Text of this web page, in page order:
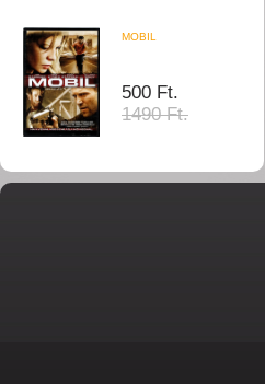
MOBIL
500 Ft.
1490 Ft.